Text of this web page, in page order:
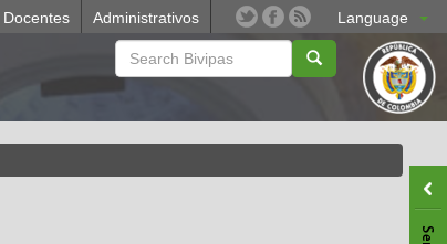
Language
Docentes Administrativos